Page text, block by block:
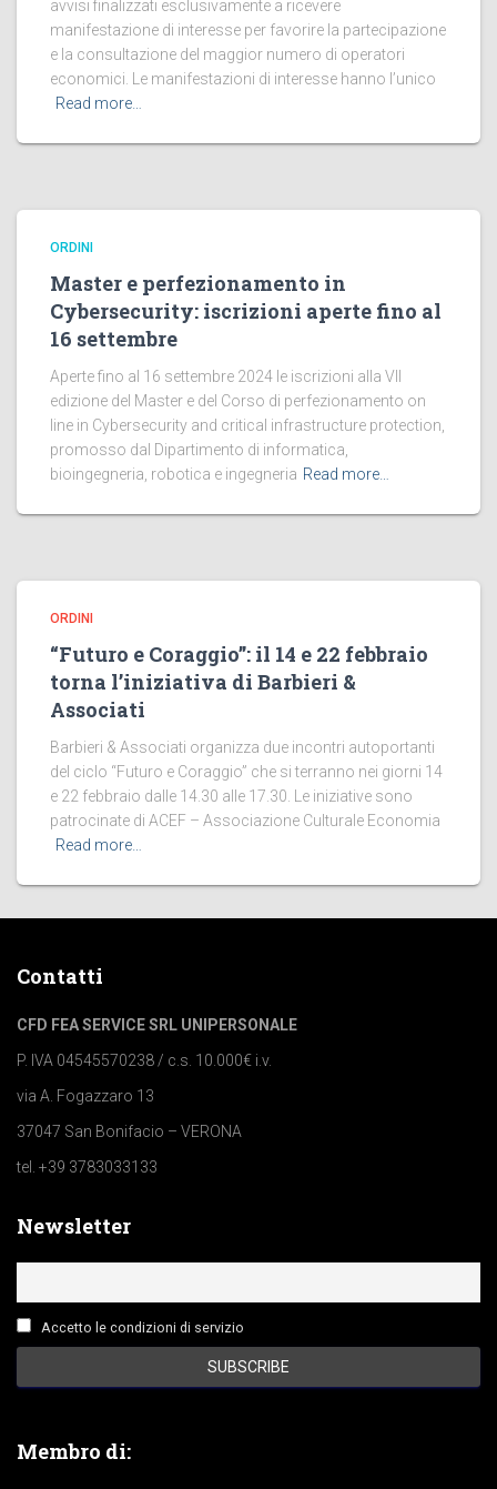
avvisi finalizzati esclusivamente a ricevere
manifestazione di interesse per favorire la partecipazione
e la consultazione del maggior numero di operatori
economici. Le manifestazioni di interesse hanno l’unico
Read more…
ORDINI
Master e perfezionamento in
Cybersecurity: iscrizioni aperte fino al
16 settembre
Aperte fino al 16 settembre 2024 le iscrizioni alla VII
edizione del Master e del Corso di perfezionamento on
line in Cybersecurity and critical infrastructure protection,
promosso dal Dipartimento di informatica,
bioingegneria, robotica e ingegneria Read more…
ORDINI
“Futuro e Coraggio”: il 14 e 22 febbraio
torna l’iniziativa di Barbieri &
Associati
Barbieri & Associati organizza due incontri autoportanti
del ciclo “Futuro e Coraggio” che si terranno nei giorni 14
e 22 febbraio dalle 14.30 alle 17.30. Le iniziative sono
patrocinate di ACEF – Associazione Culturale Economia
Read more…
Contatti
CFD FEA SERVICE SRL UNIPERSONALE
P. IVA 04545570238 / c.s. 10.000€ i.v.
via A. Fogazzaro 13
37047 San Bonifacio – VERONA
tel. +39 3783033133
Newsletter
Accetto le condizioni di servizio
Membro di: